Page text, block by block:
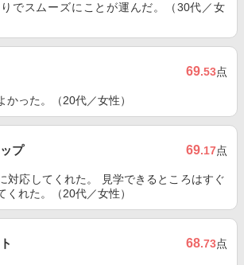
でスムーズにことが運んだ。（30代／女
69.53点
かった。（20代／女性）
プ 69.17点
対応してくれた。 見学できるところはすぐ
くれた。（20代／女性）
68.73点